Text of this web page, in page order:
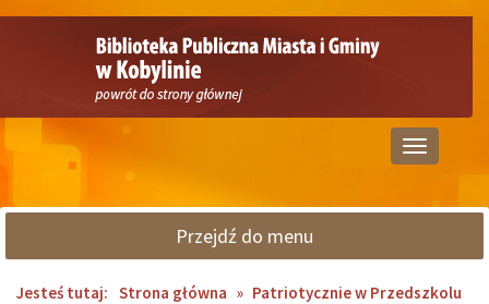
Przełącz
nawigację
Przejdź do menu
Jesteś tutaj: Strona główna » Patriotycznie w Przedszkolu